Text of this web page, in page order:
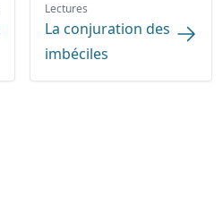
Lectures
La conjuration des
imbéciles